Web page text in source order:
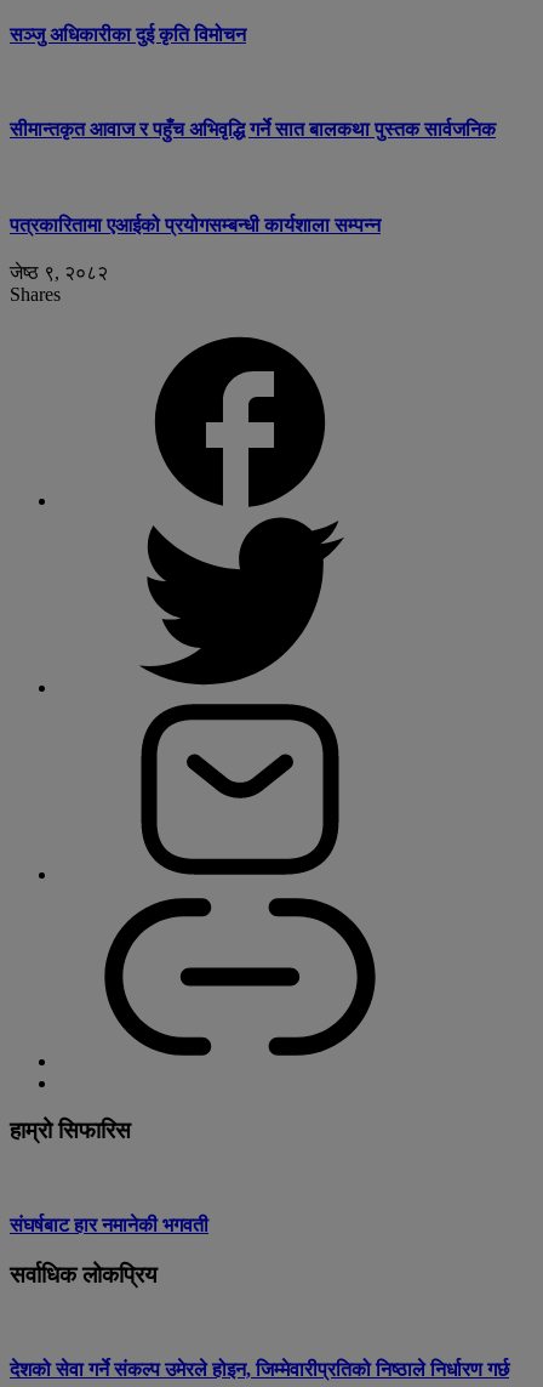
सञ्जु अधिकारीका दुई कृति विमोचन
सीमान्तकृत आवाज र पहुँच अभिवृद्धि गर्ने सात बालकथा पुस्तक सार्वजनिक
पत्रकारितामा एआईको प्रयोगसम्बन्धी कार्यशाला सम्पन्न
जेष्ठ ९, २०८२
Shares
हाम्रो सिफारिस
संघर्षबाट हार नमानेकी भगवती
सर्वाधिक लोकप्रिय
देशको सेवा गर्ने संकल्प उमेरले होइन, जिम्मेवारीप्रतिको निष्ठाले निर्धारण गर्छ